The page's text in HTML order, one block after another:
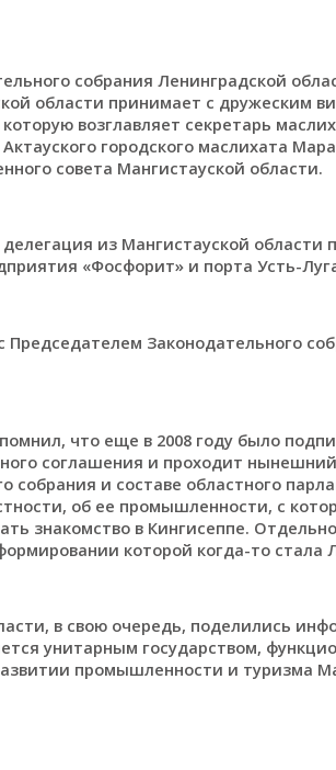
собрания Ленинградской
области принимает с дружеским
возглавляет секретарь
городского маслихата
совета Мангистауской области.
из Мангистауской области
«Фосфорит» и порта Усть-
Председателем Законодательного
что еще в 2008 году было
соглашения и проходит
собрания и составе областного
об ее промышленности, с
знакомство в Кингисеппе.
которой когда-то стала
в свою очередь, поделились
унитарным государством,
промышленности и туризма